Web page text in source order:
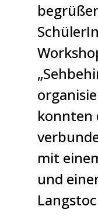
konnten
mit
und